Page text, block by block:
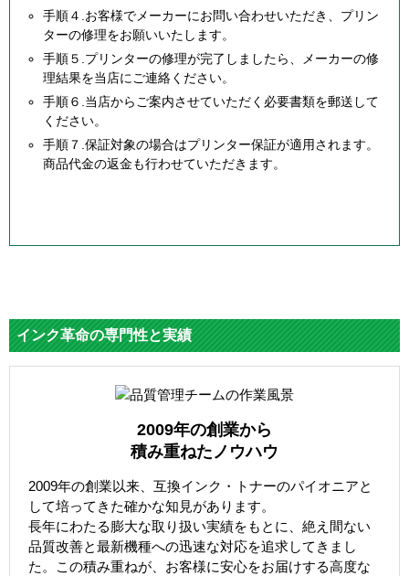
手順４.お客様でメーカーにお問い合わせいただき、プリン
ターの修理をお願いいたします。
手順５.プリンターの修理が完了しましたら、メーカーの修
理結果を当店にご連絡ください。
手順６.当店からご案内させていただく必要書類を郵送して
ください。
手順７.保証対象の場合はプリンター保証が適用されます。
商品代金の返金も行わせていただきます。
インク革命の専門性と実績
2009年の創業から
積み重ねたノウハウ
2009年の創業以来、互換インク・トナーのパイオニアと
して培ってきた確かな知見があります。
長年にわたる膨大な取り扱い実績をもとに、絶え間ない
品質改善と最新機種への迅速な対応を追求してきまし
た。この積み重ねが、お客様に安心をお届けする高度な